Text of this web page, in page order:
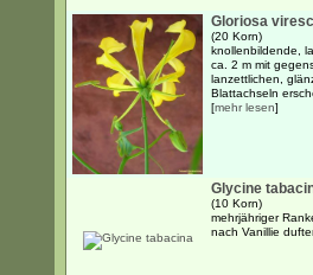
Gloriosa
(20 Korn)
knollenbildende,
ca. 2 m mit
lanzettlichen,
Blattachseln
[mehr lesen]
Glycine
(10 Korn)
mehrjähriger
nach Vanillie